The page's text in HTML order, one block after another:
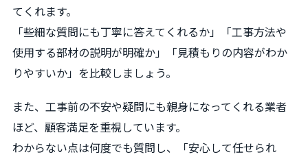
てくれます。
「些細な質問にも丁寧に答えてくれるか」「工事方法や
使用する部材の説明が明確か」「見積もりの内容がわか
りやすいか」を比較しましょう。
また、工事前の不安や疑問にも親身になってくれる業者
ほど、顧客満足を重視しています。
わからない点は何度でも質問し、「安心して任せられ